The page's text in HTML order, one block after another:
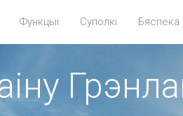
Функцыі Суполкі Бяспека